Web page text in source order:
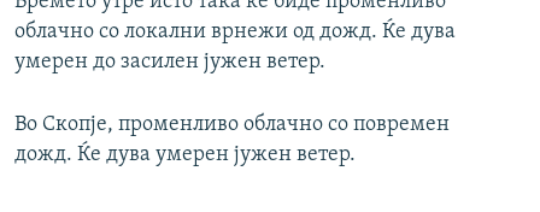
облачно со локални врнежи од дожд. Ќе дува
умерен до засилен јужен ветер.
Во Скопје, променливо облачно со повремен
дожд. Ќе дува умерен јужен ветер.